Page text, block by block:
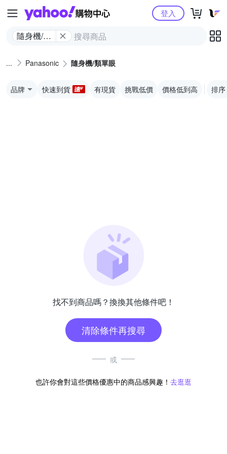
Yahoo購物中心
隨身機/類
登入
Panasonic 隨身機/類單眼
品牌 快速到貨 有現貨 挑戰低價 價格低到高 排序
找不到商品嗎？換換其他條件吧！
清除條件再搜尋
或
也許你會對這些價格優惠中的商品感興趣！ 去逛逛